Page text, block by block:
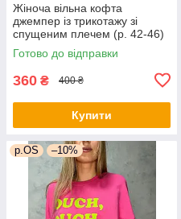
Жіноча вільна кофта
джемпер із трикотажу зі
спущеним плечем (р. 42-46)
1043188r
Готово до відправки
360 ₴ 400 ₴
Купити
р.OS –10%